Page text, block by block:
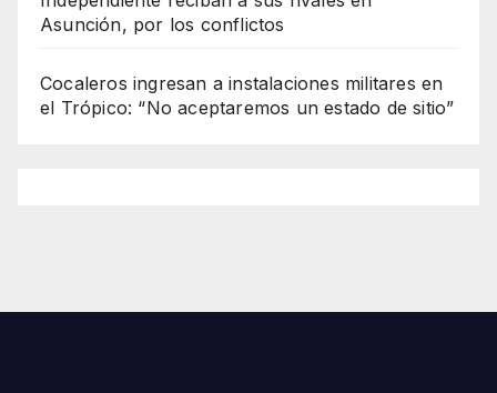
Asunción, por los conflictos
Cocaleros ingresan a instalaciones militares en
el Trópico: “No aceptaremos un estado de sitio”